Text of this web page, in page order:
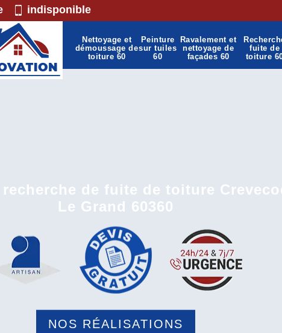
indisponible
Nettoyage et
démoussage de
toiture 60
Peinture
sur tuiles
60
Ravalement et
nettoyage de
façades 60
fuite de
toiture
de fuite de toiture
Le Grand 60360
NOS RÉALISATIONS